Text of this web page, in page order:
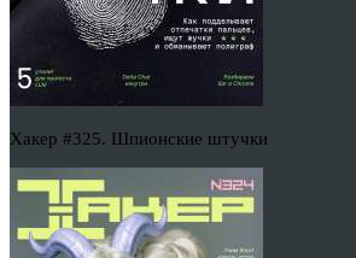
Хакер #325. Шпионские штучки